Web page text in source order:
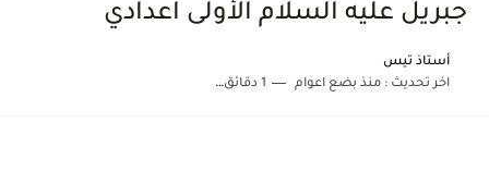
جبريل عليه السلام الأولى اعدادي
أستاذ تيس
اخر تحديث :منذ بضع اعوام 1 دقائق للقراءة